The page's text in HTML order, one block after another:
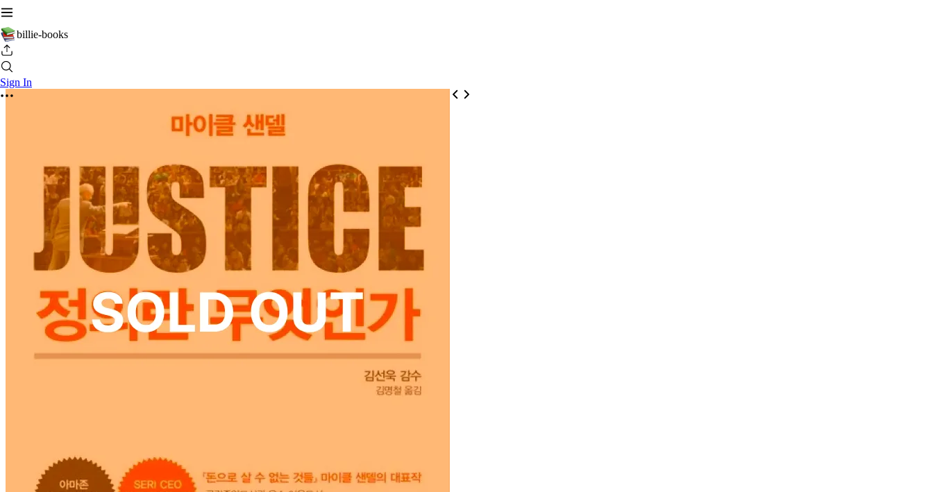
billie-books
Sign In